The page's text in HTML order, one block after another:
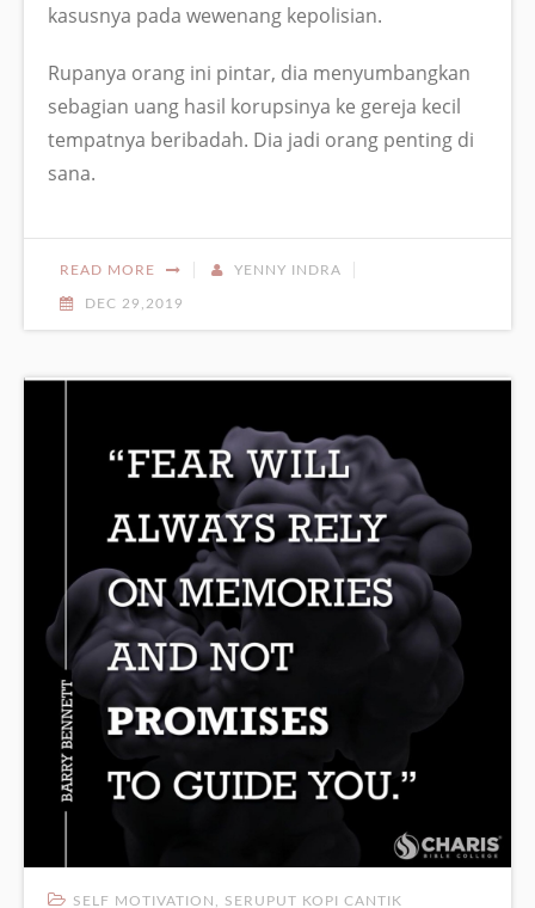
kasusnya pada wewenang kepolisian.
Rupanya orang ini pintar, dia menyumbangkan
sebagian uang hasil korupsinya ke gereja kecil
tempatnya beribadah. Dia jadi orang penting di
sana.
READ MORE YENNY INDRA
DEC 29,2019
SELF MOTIVATION SERUPUT KOPI CANTIK